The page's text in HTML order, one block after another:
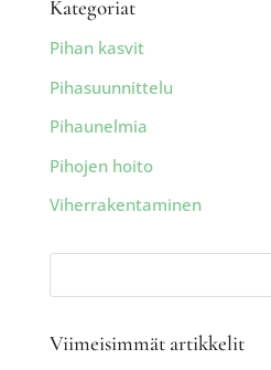
Kategoriat
Pihan kasvit
Pihasuunnittelu
Pihaunelmia
Pihojen hoito
Viherrakentaminen
Viimeisimmät artikkelit